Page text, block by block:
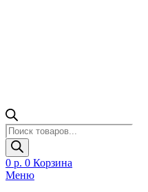
Поиск
товаров
0 р. 0 Корзина
Меню